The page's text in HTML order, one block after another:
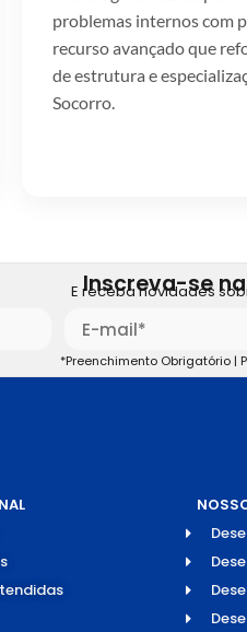
problemas internos com
recurso avançado que
de estrutura e
Socorro.
Inscreva-se
E receba novidades
*Preenchimento Obrigatório |